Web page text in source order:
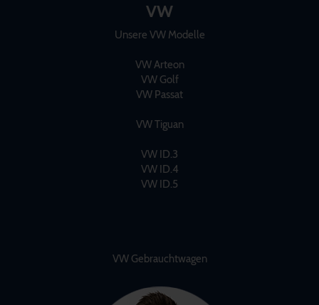
VW
Unsere VW Modelle
VW Arteon
VW Golf
VW Passat
VW Tiguan
VW ID.3
VW ID.4
VW ID.5
VW Gebrauchtwagen